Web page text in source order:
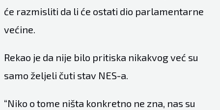
će razmisliti da li će ostati dio parlamentarne
većine.
Rekao je da nije bilo pritiska nikakvog već su
samo željeli čuti stav NES-a.
“Niko o tome ništa konkretno ne zna, nas su